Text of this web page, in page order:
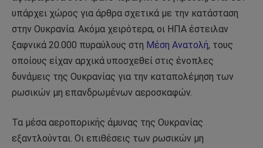
υπάρχει χώρος για άρθρα σχετικά με την κατάσταση
στην Ουκρανία. Ακόμα χειρότερα, οι ΗΠΑ έστειλαν
ξαφνικά 20.000 πυραύλους στη Μέση Ανατολή, τους
οποίους είχαν αρχικά υποσχεθεί στις ένοπλες
δυνάμεις της Ουκρανίας για την καταπολέμηση των
ρωσικών μη επανδρωμένων αεροσκαφών.
Τα μέσα αεροπορικής άμυνας της Ουκρανίας
εξαντλούνται. Οι επιθέσεις των ρωσικών μη